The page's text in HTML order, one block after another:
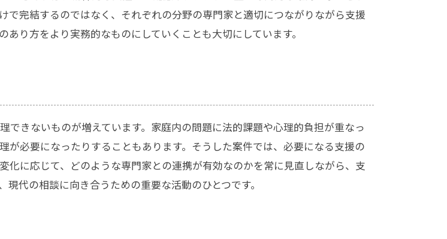
で完結するのではなく、それぞれの分野の専門家と適切につながりながら支援
り方をより実務的なものにしていくことも大切にしています。
きないものが増えています。家庭内の問題に法的課題や心理的負担が重なっ
必要になったりすることもあります。そうした案件では、必要になる支援の
化に応じて、どのような専門家との連携が有効なのかを常に見直しながら、支
代の相談に向き合うための重要な活動のひとつです。